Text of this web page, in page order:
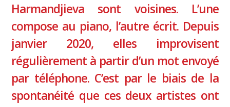
Harmandjieva sont voisines. L’une
compose au piano, l’autre écrit. Depuis
janvier 2020, elles improvisent
régulièrement à partir d’un mot envoyé
par téléphone. C’est par le biais de la
spontanéité que ces deux artistes ont